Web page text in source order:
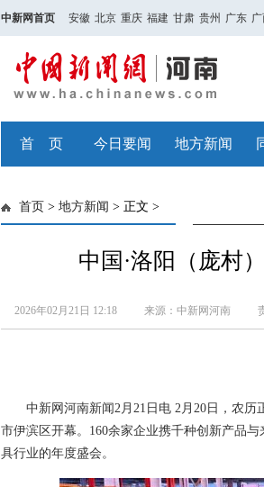
中新网首页 安徽 北京 重庆 福建 甘肃 贵州 广东
首 页 今日要闻 地方新闻
首页 > 地方新闻 > 正文 >
中国·洛阳（庞村
2026年02月21日 12:18 来源：中新网河南
中新网河南新闻2月21日电 2月20日，农历
市伊滨区开幕。160余家企业携千种创新产品
具行业的年度盛会。